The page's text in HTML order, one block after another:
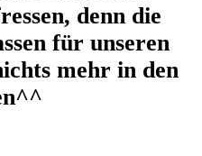
denn die
für unseren
mehr in den